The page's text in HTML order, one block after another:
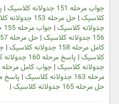
جواب مرحله 151 جدولانه کلاسیک
|
کلاسیک| حل مرحله 153 جدولانه کلاسیک
جدولانه کلاسیک| جواب مرحله 155 جدولانه کلاسیک
156 جدولانه کلاسیک
| حل مرحله 157 جدولانه کلاسیک
کامل مرحله 158 جدولانه کلاسیک
|
کلاسیک| پاسخ مرحله 160 جدولانه کلاسیک
جدولانه کلاسیک| جواب کامل مرحله 162 جدولانه کلاسیک
مرحله 163 جدولانه کلاسیک
| پاسخ مرحله 164
حل مرحله 165 جدولانه کلاسیک
|